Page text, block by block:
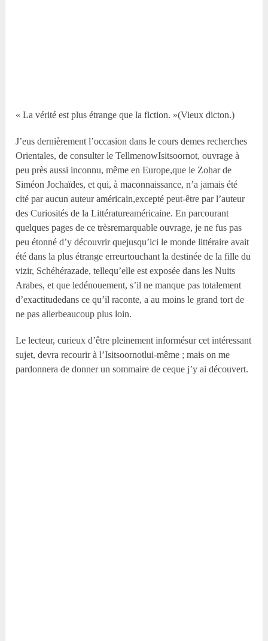
« La vérité est plus étrange que la fiction. »(Vieux dicton.)
J’eus dernièrement l’occasion dans le cours demes recherches
Orientales, de consulter le TellmenowIsitsoornot, ouvrage à
peu près aussi inconnu, même en Europe,que le Zohar de
Siméon Jochaïdes, et qui, à maconnaissance, n’a jamais été
cité par aucun auteur américain,excepté peut-être par l’auteur
des Curiosités de la Littératureaméricaine. En parcourant
quelques pages de ce trèsremarquable ouvrage, je ne fus pas
peu étonné d’y découvrir quejusqu’ici le monde littéraire avait
été dans la plus étrange erreurtouchant la destinée de la fille du
vizir, Schéhérazade, tellequ’elle est exposée dans les Nuits
Arabes, et que ledénouement, s’il ne manque pas totalement
d’exactitudedans ce qu’il raconte, a au moins le grand tort de
ne pas allerbeaucoup plus loin.
Le lecteur, curieux d’être pleinement informésur cet intéressant
sujet, devra recourir à l’Isitsoornotlui-même ; mais on me
pardonnera de donner un sommaire de ceque j’y ai découvert.